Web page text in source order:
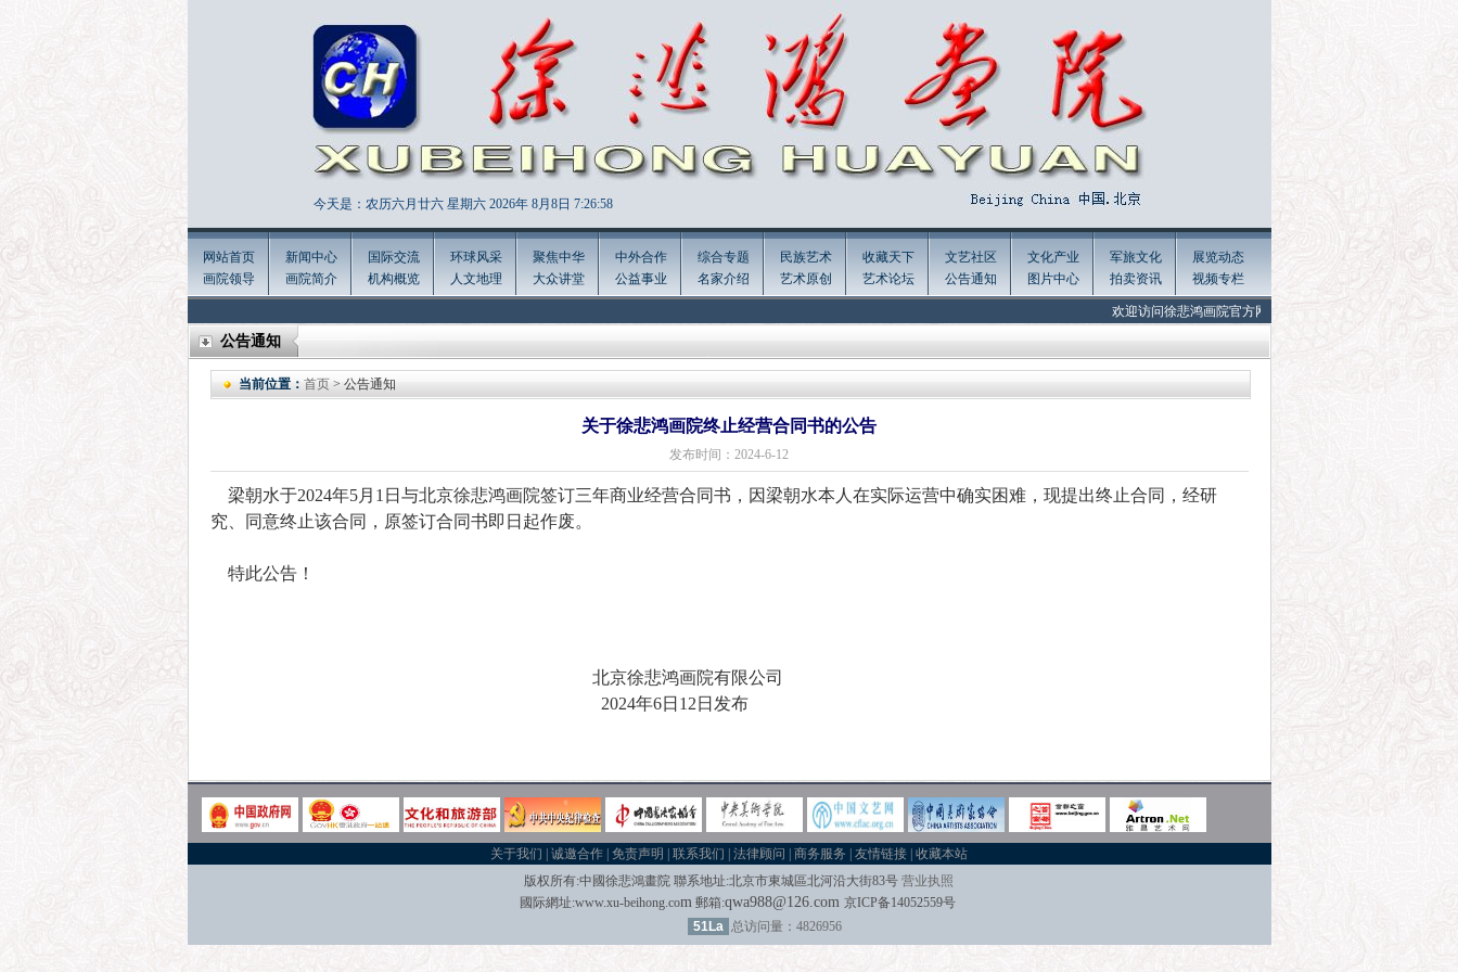
今天是：农历六月廿六 星期六 2026年 8月8日 7:26:58
网站首页
画院领导
新闻中心
画院简介
国际交流
机构概览
环球风采
人文地理
聚焦中华
大众讲堂
中外合作
公益事业
综合专题
名家介绍
民族艺术
艺术原创
收藏天下
艺术论坛
文艺社区
公告通知
文化产业
图片中心
军旅文化
拍卖资讯
展览动态
视频专栏
欢迎访问徐悲鸿画院官方网站 Welcome to the official website of
公告通知
当前位置： 首页> 公告通知
关于徐悲鸿画院终止经营合同书的公告
发布时间：2024-6-12
梁朝水于2024年5月1日与北京徐悲鸿画院签订三年商业经营合同书，因梁朝水本人在实际运营中确实困难，现提出终止合同，经研
究、同意终止该合同，原签订合同书即日起作废。
特此公告！
北京徐悲鸿画院有限公司
2024年6日12日发布
关于我们 诚邀合作 免责声明 联系我们 法律顾问 商务服务 友情链接 收藏本站
版权所有:中國徐悲鴻畫院 聯系地址:北京市東城區北河沿大街83号 营业执照
國际網址:www.xu-beihong.com 郵箱:qwa988@126.com 京ICP备14052559号
51La 总访问量：4826956